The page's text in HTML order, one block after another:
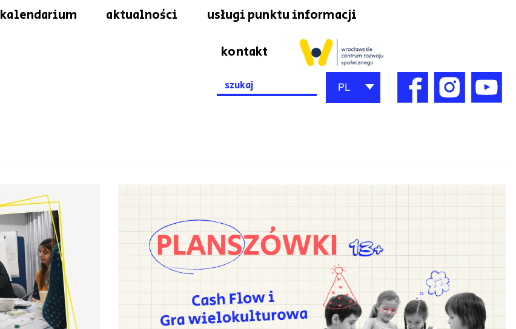
kalendarium aktualności usługi punktu informacji
kontakt
Search
for:
PL